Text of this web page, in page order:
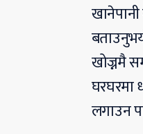
खोज्नमै
घरघरमा
लगाउन